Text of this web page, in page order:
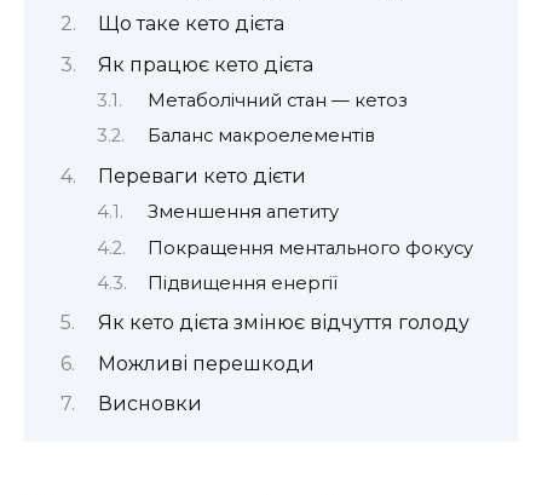
Що таке кето дієта
Як працює кето дієта
Метаболічний стан — кетоз
Баланс макроелементів
Переваги кето дієти
Зменшення апетиту
Покращення ментального фокусу
Підвищення енергії
Як кето дієта змінює відчуття голоду
Можливі перешкоди
Висновки